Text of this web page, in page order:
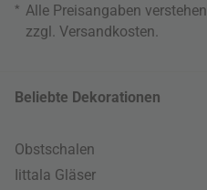
* Alle Preisangaben
zzgl. Versandkosten
Beliebte Dekorationen
Obstschalen
Iittala Gläser